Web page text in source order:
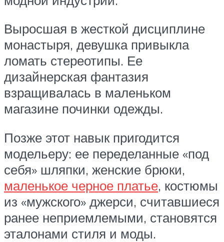
Выросшая в жесткой дисциплине
монастыря, девушка привыкла
ломать стереотипы. Ее
дизайнерская фантазия
взращивалась в маленьком
магазине починки одежды.
Позже этот навык пригодится
модельеру: ее переделанные «под
себя» шляпки, женские брюки,
маленькое черное платье, костюмы
из «мужского» джерси, считавшиеся
ранее неприемлемыми, становятся
эталонами стиля и моды.